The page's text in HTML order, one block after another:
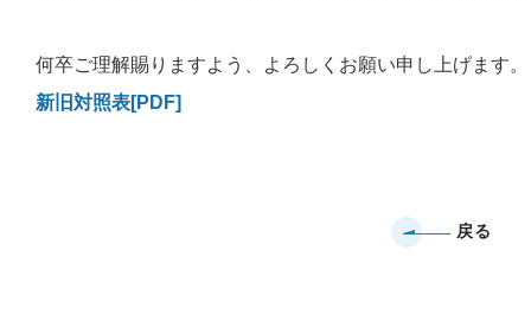
何卒ご理解賜りますよう、よろしくお願い申し上げます。
新旧対照表[PDF]
戻る